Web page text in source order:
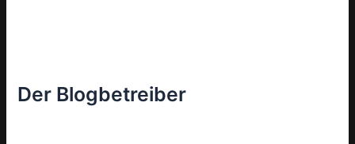
Der Blogbetreiber